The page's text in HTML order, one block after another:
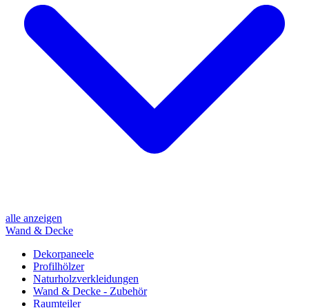
alle anzeigen
Wand & Decke
Dekorpaneele
Profilhölzer
Naturholzverkleidungen
Wand & Decke - Zubehör
Raumteiler